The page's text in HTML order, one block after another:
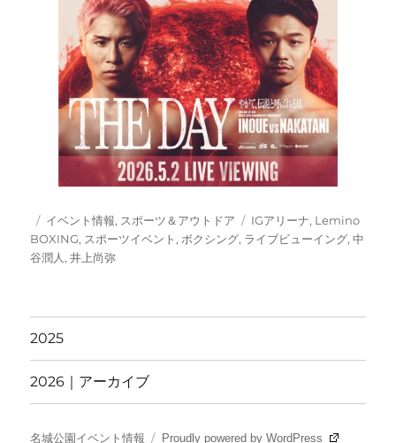
投
稿
日:
カ
テ
ゴ
イベント情報, スポーツ＆アウトドア
タ
グ
IGアリーナ, Lemino
BOXING, スポーツイベント , ボクシング, ライブビューイング,中
谷潤人 ,井上尚弥
2025
2026｜アーカイブ
名城公園イベント情報 Proudly powered by WordPress